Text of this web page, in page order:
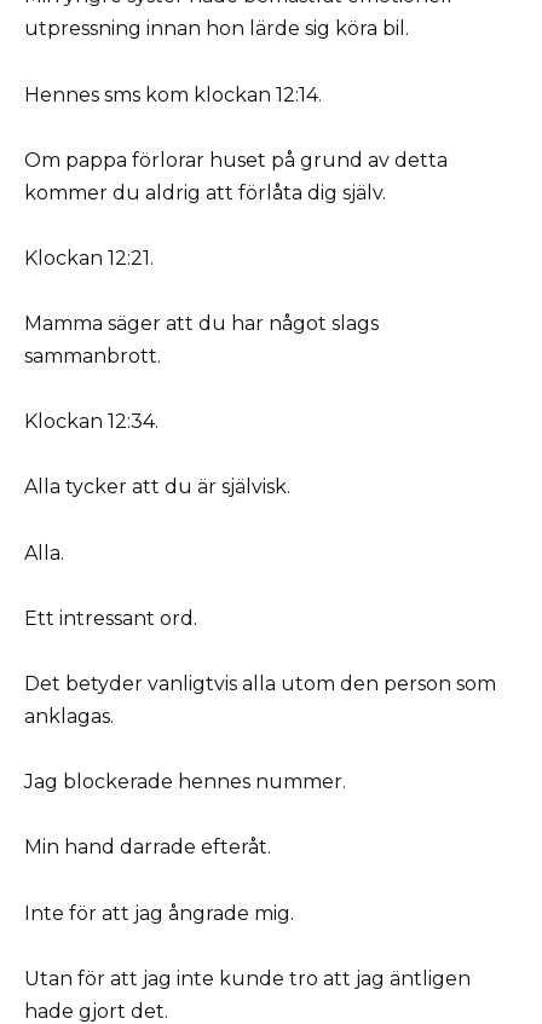
utpressning innan hon lärde sig köra bil.
Hennes sms kom klockan 12:14.
Om pappa förlorar huset på grund av detta
kommer du aldrig att förlåta dig själv.
Klockan 12:21.
Mamma säger att du har något slags
sammanbrott.
Klockan 12:34.
Alla tycker att du är självisk.
Alla.
Ett intressant ord.
Det betyder vanligtvis alla utom den person som
anklagas.
Jag blockerade hennes nummer.
Min hand darrade efteråt.
Inte för att jag ångrade mig.
Utan för att jag inte kunde tro att jag äntligen
hade gjort det.